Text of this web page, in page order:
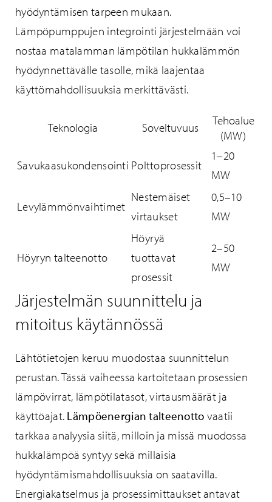
hyödyntämisen tarpeen mukaan.
Lämpöpumppujen integrointi järjestelmään voi
nostaa matalamman lämpötilan hukkalämmön
hyödynnettävälle tasolle, mikä laajentaa
käyttömahdollisuuksia merkittävästi.
Teknologia Soveltuvuus
Tehoalue
(MW)
Savukaasukondensointi Polttoprosessit
1–20
MW
Levylämmönvaihtimet
Nestemäiset
virtaukset
0,5–10
MW
Höyryn talteenotto
Höyryä
tuottavat
prosessit
2–50
MW
Järjestelmän suunnittelu ja
mitoitus käytännössä
Lähtötietojen keruu muodostaa suunnittelun
perustan. Tässä vaiheessa kartoitetaan prosessien
lämpövirrat, lämpötilatasot, virtausmäärät ja
käyttöajat. Lämpöenergian talteenotto vaatii
tarkkaa analyysia siitä, milloin ja missä muodossa
hukkalämpöä syntyy sekä millaisia
hyödyntämismahdollisuuksia on saatavilla.
Energiakatselmus ja prosessimittaukset antavat